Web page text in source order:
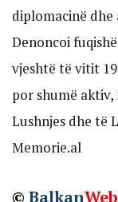
diplomacinë dhe
Denoncoi
vjeshtë të vitit
por shumë
Lushnjes dhe të
Memorie.al
© BalkanWeb